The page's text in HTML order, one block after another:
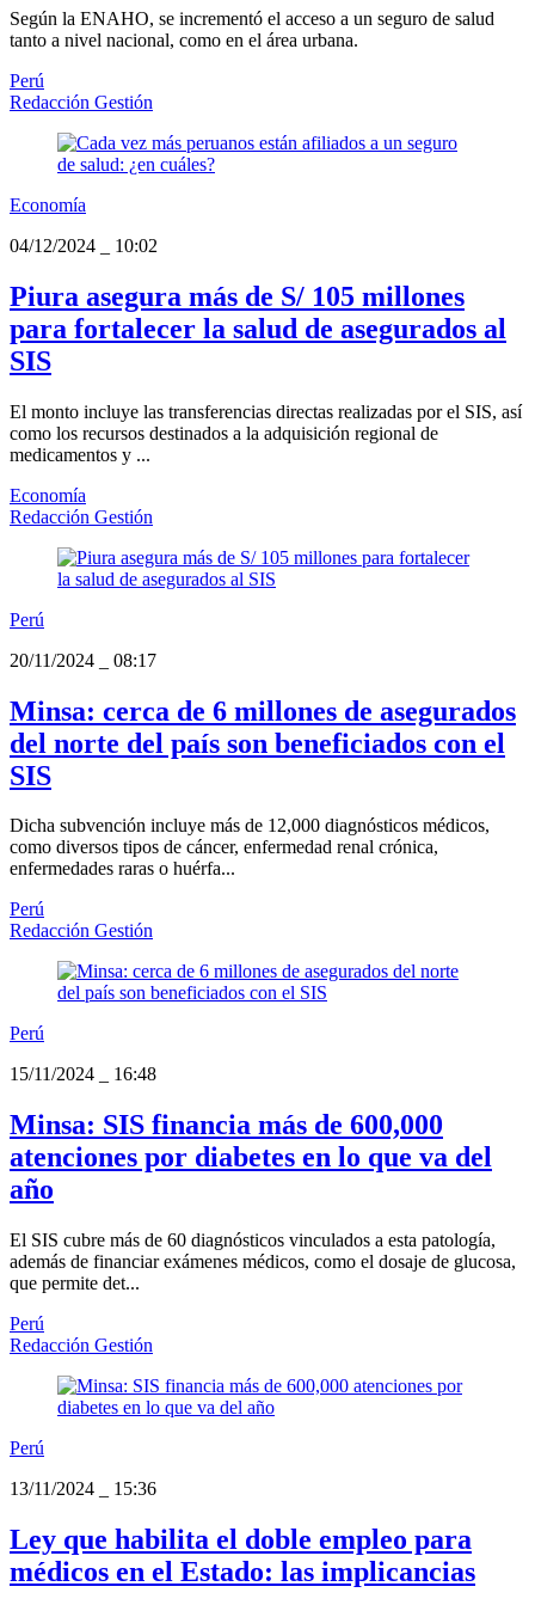
Según la ENAHO, se incrementó el acceso a un seguro de salud
tanto a nivel nacional, como en el área urbana.
Perú
Redacción Gestión
Economía
04/12/2024
10:02
Piura asegura más de S/ 105 millones
para fortalecer la salud de asegurados al
SIS
El monto incluye las transferencias directas realizadas por el SIS, así
como los recursos destinados a la adquisición regional de
medicamentos y ...
Economía
Redacción Gestión
Perú
20/11/2024
08:17
Minsa: cerca de 6 millones de asegurados
del norte del país son beneficiados con el
SIS
Dicha subvención incluye más de 12,000 diagnósticos médicos,
como diversos tipos de cáncer, enfermedad renal crónica,
enfermedades raras o huérfa...
Perú
Redacción Gestión
Perú
15/11/2024
16:48
Minsa: SIS financia más de 600,000
atenciones por diabetes en lo que va del
año
El SIS cubre más de 60 diagnósticos vinculados a esta patología,
además de financiar exámenes médicos, como el dosaje de glucosa,
que permite det...
Perú
Redacción Gestión
Perú
13/11/2024
15:36
Ley que habilita el doble empleo para
médicos en el Estado: las implicancias